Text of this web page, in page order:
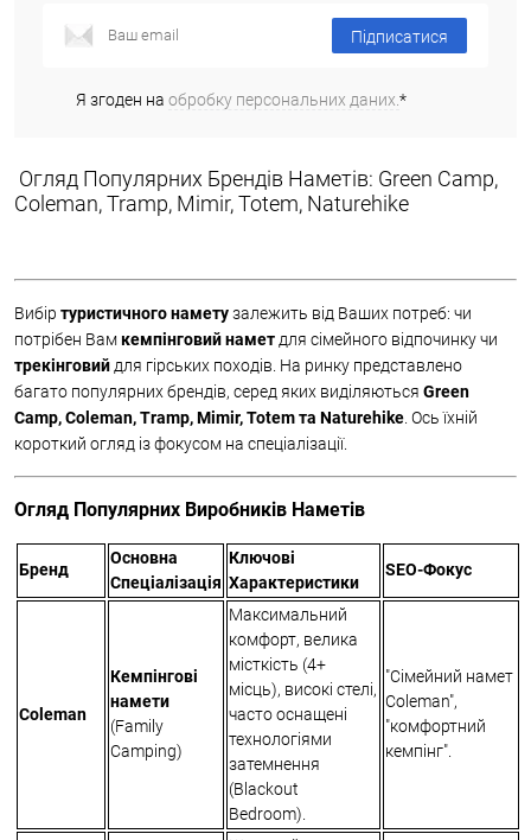
Підписатися
Я згоден на обробку персональних даних.*
Огляд Популярних Брендів Наметів: Green Camp,
Coleman, Tramp, Mimir, Totem, Naturehike
Вибір туристичного наметузалежить від Ваших потреб: чи
потрібен Вамкемпінговий намет для сімейного відпочинку чи
трекінговий для гірських походів. На ринку представлено
багато популярних брендів, серед яких виділяються Green
Camp, Coleman, Tramp, Mimir, Totem та Naturehike . Ось їхній
короткий огляд із фокусом на спеціалізації.
Огляд Популярних Виробників Наметів
Бренд
Основна
Спеціалізація
Ключові
Характеристики
SEO-Фокус
Coleman
Кемпінгові
намети
(Family
Camping)
Максимальний
комфорт, велика
місткість (4+
місць), високі стелі,
часто оснащені
технологіями
затемнення
(Blackout
Bedroom).
"Сімейний намет
Coleman",
"комфортний
кемпінг".